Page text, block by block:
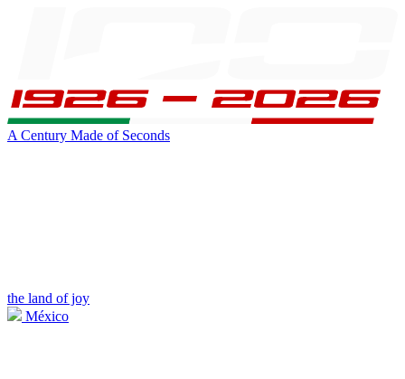
A Century Made of Seconds
the land of joy
México